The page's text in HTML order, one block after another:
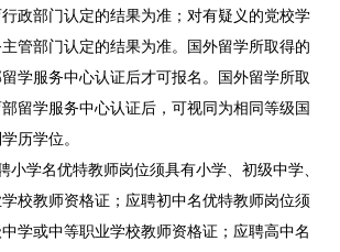
政部门认定的结果为准；对有疑义的党校学
管部门认定的结果为准。国外留学所取得的
学服务中心认证后才可报名。国外留学所取
留学服务中心认证后，可视同为相同等级国
历学位。
小学名优特教师岗位须具有小学、初级中学、
校教师资格证；应聘初中名优特教师岗位须
学或中等职业学校教师资格证；应聘高中名